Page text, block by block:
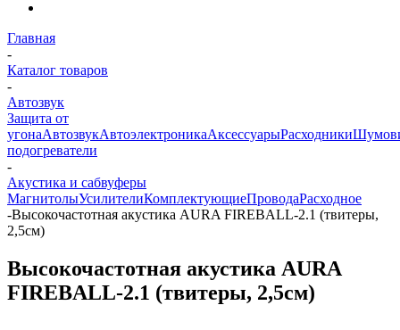
Главная
-
Каталог товаров
-
Автозвук
Защита от
угонаАвтозвукАвтоэлектроникаАксессуарыРасходники
подогреватели
-
Акустика и сабвуферы
МагнитолыУсилителиКомплектующиеПроводаРасходное
-Высокочастотная акустика AURA FIREBALL-2.1 (твитеры,
2,5см)
Высокочастотная акустика AURA
FIREBALL-2.1 (твитеры, 2,5см)